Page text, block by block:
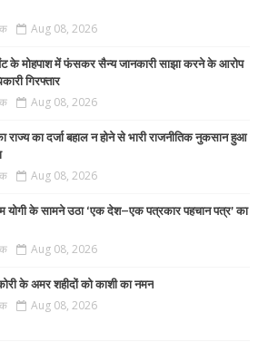
Aug 08, 2026
के मोहपाश में फंसकर सैन्य जानकारी साझा करने के आरोप
गिरफ्तार
Aug 08, 2026
राज्य का दर्जा बहाल न होने से भारी राजनीतिक नुकसान हुआ
Aug 08, 2026
के सामने उठा ‘एक देश–एक पत्रकार पहचान पत्र’ का
Aug 08, 2026
के अमर शहीदों को काशी का नमन
Aug 08, 2026